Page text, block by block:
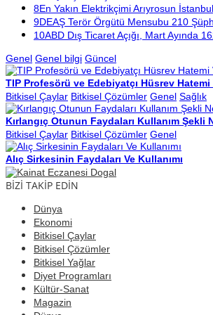
8En Yakın Elektrikçimi Arıyrosun
9DEAŞ Terör Örgütü Mensubu 210
10ABD Dış Ticaret Açığı, Mart Ayında
Genel Genel bilgi Güncel
TIP Profesörü ve Edebiyatçı Hüsrev Hatemi
Bitkisel Çaylar Bitkisel Çözümler Genel Sağlık
Kırlangıç Otunun Faydaları Kullanım Şekli
Bitkisel Çaylar Bitkisel Çözümler Genel
Alıç Sirkesinin Faydaları Ve Kullanımı
BİZİ TAKİP EDİN
Dünya
Ekonomi
Bitkisel Çaylar
Bitkisel Çözümler
Bitkisel Yağlar
Diyet Programları
Kültür-Sanat
Magazin